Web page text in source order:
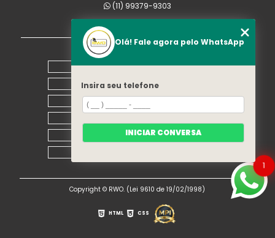
(11) 99379-9303
rwomaquinas@uol.com.br
MENU
Home
Empresa
Equipamentos
Contato
Copyright © RWO. (Lei 9610 de 19/02/1998)
HTML CSS
1
Olá! Fale agora pelo WhatsApp
Insira seu telefone
INICIAR CONVERSA